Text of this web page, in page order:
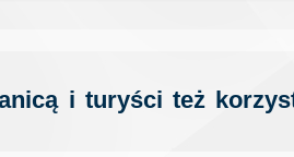
i turyści też